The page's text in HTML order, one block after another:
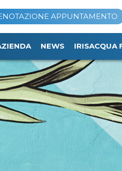
APPUNTAMENTO
NEWS IRISACQUA